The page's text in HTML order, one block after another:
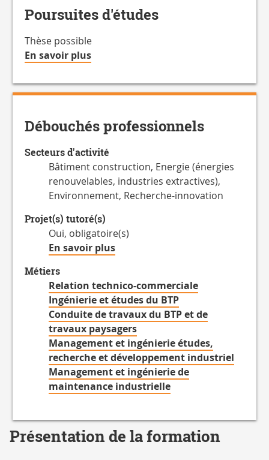
en
Poursuites d'études
Thèse possible
En savoir plusà
de
la
de
hebdomadaire
Débouchés professionnels
Secteurs d'activité
Bâtiment construction, Energie (énergies
renouvelables, industries extractives),
Environnement, Recherche-innovation
Projet(s) tutoré(s)
Oui, obligatoire(s)
En savoir plusà
Projet(s)
tutoré(s)
Métiers
Relation technico-commerciale
Ingénierie et études du BTP
Conduite de travaux du BTP et de
travaux paysagers
Management et ingénierie études,
recherche et développement industriel
Management et ingénierie de
maintenance industrielle
Présentation de la formation